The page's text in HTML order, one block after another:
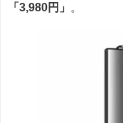
「3,980円」
。